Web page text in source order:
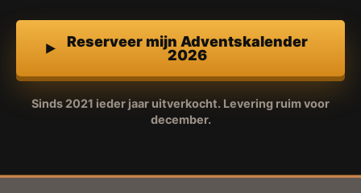
Reserveer mijn Adventskalender
2026
Sinds 2021 ieder jaar uitverkocht. Levering ruim voor
december.